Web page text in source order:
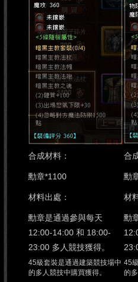
合成材料：
勳章*1100
材料出處：
勳章是通過參與每天
12:00-14:00 和 18:00-
23:00 多人競技獲得。
45級套裝是通過建築競技場中
的多人競技中購買獲得。
合
勳
材
勳
45
的